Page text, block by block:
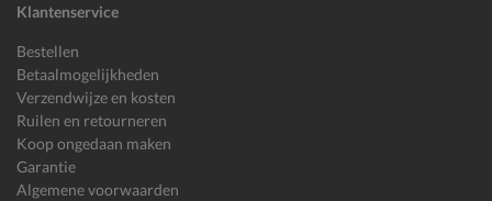
Klantenservice
Bestellen
Betaalmogelijkheden
Verzendwijze en kosten
Ruilen en retourneren
Koop ongedaan maken
Garantie
Algemene voorwaarden